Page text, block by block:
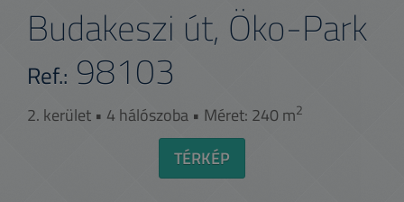
Budakeszi út, Öko-Park
Ref.: 98103
2. kerület • 4 hálószoba • Méret: 240 m2
TÉRKÉP